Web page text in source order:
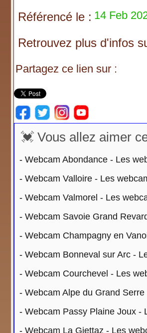
Référencé le : 14 Feb
Retrouvez plus d'infos
Partagez ce lien sur :
💓 Vous allez aimer
- Webcam Abondance - Les
- Webcam Valloire - Les
- Webcam Valmorel - Les
- Webcam Savoie Grand
- Webcam Champagny en
- Webcam Bonneval sur Arc -
- Webcam Courchevel - Les
- Webcam Alpe du Grand
- Webcam Passy Plaine Joux -
- Webcam La Giettaz - Les